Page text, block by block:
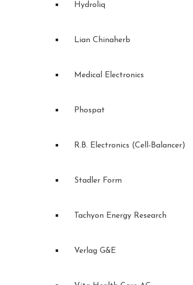
Hydroliq
Lian Chinaherb
Medical Electronics
Phospat
R.B. Electronics (Cell-Balancer)
Stadler Form
Tachyon Energy Research
Verlag G&E